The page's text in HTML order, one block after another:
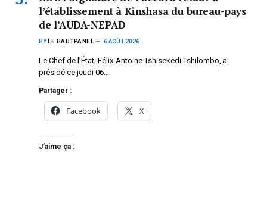
l’établissement à Kinshasa du bureau-pays
de l’AUDA-NEPAD
BY LE HAUTPANEL 6 AOÛT 2026
Le Chef de l’État, Félix-Antoine Tshisekedi Tshilombo, a
présidé ce jeudi 06…
Partager :
Facebook X
J’aime ça :